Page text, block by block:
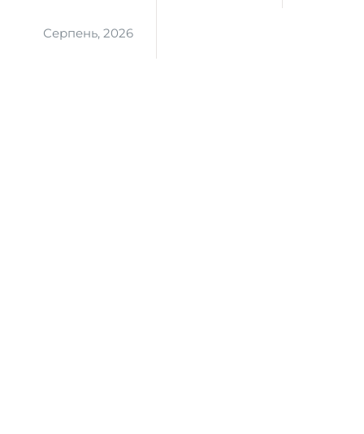
Серпень, 2026